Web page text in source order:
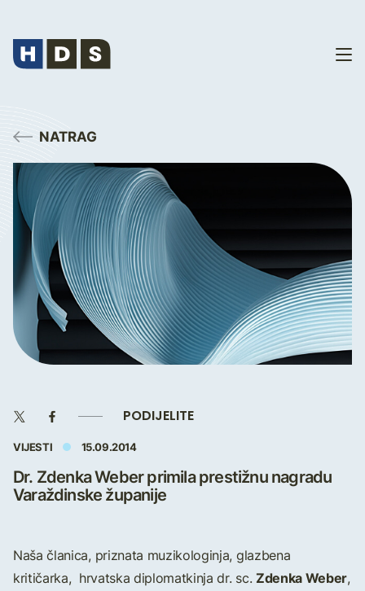
NATRAG
PODIJELITE
VIJESTI 15.09.2014
Dr. Zdenka Weber primila prestižnu nagradu
Varaždinske županije
Naša članica, priznata muzikologinja, glazbena
kritičarka, hrvatska diplomatkinja dr. sc. Zdenka Weber,